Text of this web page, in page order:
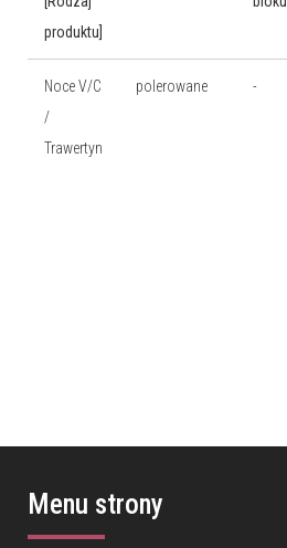
produktu]
Noce V/C
/
Trawertyn
polerowane -
Menu strony